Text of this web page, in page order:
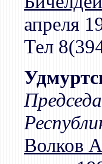
апреля
Тел
Волков